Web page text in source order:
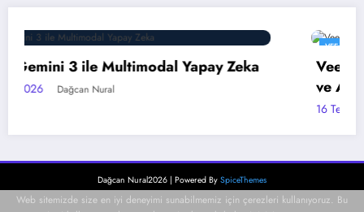
VEEAM
Veeam Backup & Replication: İmmutability
ve Anında Kurtarma
Dağcan Nural2026 | Powered By SpiceThemes
Web sitemizde size en iyi deneyimi sunabilmemiz için çerezleri kullanıyoruz. Bu